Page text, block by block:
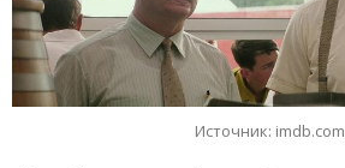
Источник: imdb.com